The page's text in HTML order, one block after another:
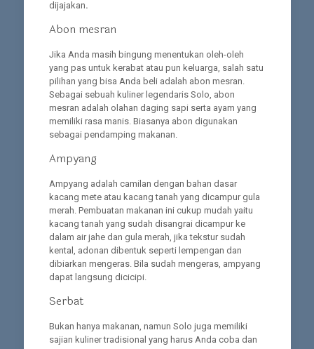
dijajakan.
Abon mesran
Jika Anda masih bingung menentukan oleh-oleh
yang pas untuk kerabat atau pun keluarga, salah satu
pilihan yang bisa Anda beli adalah abon mesran.
Sebagai sebuah kuliner legendaris Solo, abon
mesran adalah olahan daging sapi serta ayam yang
memiliki rasa manis. Biasanya abon digunakan
sebagai pendamping makanan.
Ampyang
Ampyang adalah camilan dengan bahan dasar
kacang mete atau kacang tanah yang dicampur gula
merah. Pembuatan makanan ini cukup mudah yaitu
kacang tanah yang sudah disangrai dicampur ke
dalam air jahe dan gula merah, jika tekstur sudah
kental, adonan dibentuk seperti lempengan dan
dibiarkan mengeras. Bila sudah mengeras, ampyang
dapat langsung dicicipi.
Serbat
Bukan hanya makanan, namun Solo juga memiliki
sajian kuliner tradisional yang harus Anda coba dan